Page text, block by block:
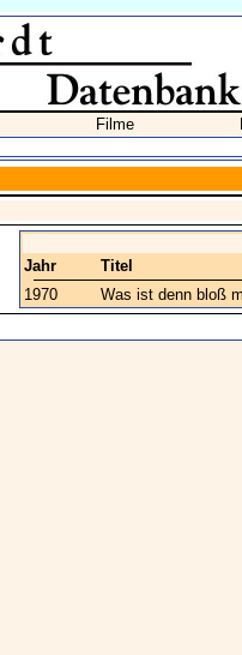
Filme
Jahr
Titel
1970
Was ist denn bloß